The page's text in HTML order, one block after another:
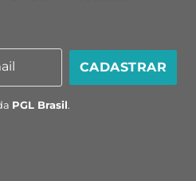
CADASTRAR
PGL Brasil.